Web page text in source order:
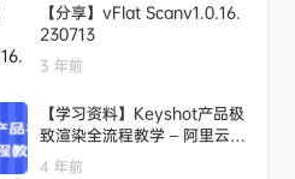
【分享】vFlat Scanv1.0.16.
230713
3 年前
【学习资料】Keyshot产品极
致渲染全流程教学 – 阿里云天
翼夸克网盘下载
4 年前